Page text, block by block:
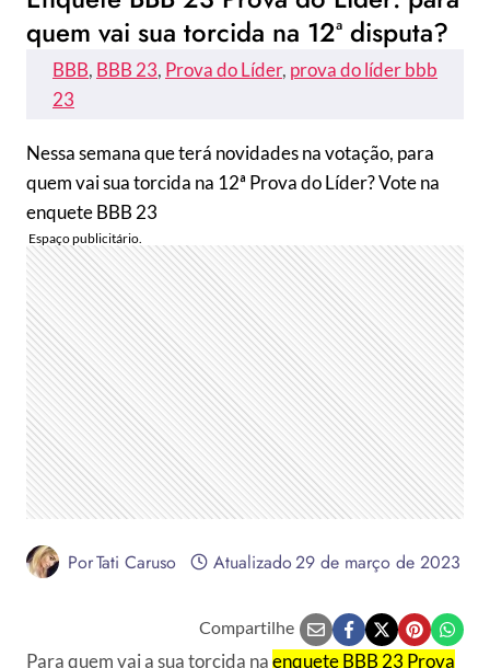
quem vai sua torcida na 12ª disputa?
BBB, BBB 23, Prova do Líder, prova do líder bbb
23
Nessa semana que terá novidades na votação, para
quem vai sua torcida na 12ª Prova do Líder? Vote na
enquete BBB 23
PorTati Caruso Atualizado29 de março de 2023
Compartilhe
Para quem vai a sua torcida naenquete BBB 23 Prova